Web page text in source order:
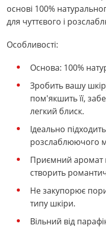
основі 100%
для чуттєвого і
Особливості:
Основа: 100%
Зробить вашу
пом'якшить її,
легкий блиск.
Ідеально
розслаблюючого
Приємний аромат
створить
Не закупорює
типу шкіри.
Вільний від